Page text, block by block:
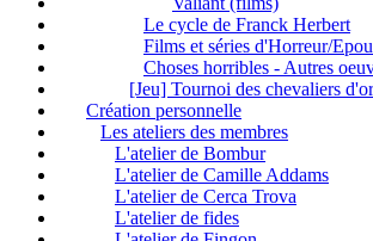
Le cycle de Franck Herbert
Films et séries d'Horreur/
Choses horribles - Autres
[Jeu] Tournoi des chevaliers d'or
Création personnelle
Les ateliers des membres
L'atelier de Bombur
L'atelier de Camille Addams
L'atelier de Cerca Trova
L'atelier de fides